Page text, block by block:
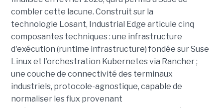
combler cette lacune. Construit sur la
technologie Losant, Industrial Edge articule cinq
composantes techniques : une infrastructure
d'exécution (runtime infrastructure) fondée sur Suse
Linux et l'orchestration Kubernetes via Rancher ;
une couche de connectivité des terminaux
industriels, protocole-agnostique, capable de
normaliser les flux provenant